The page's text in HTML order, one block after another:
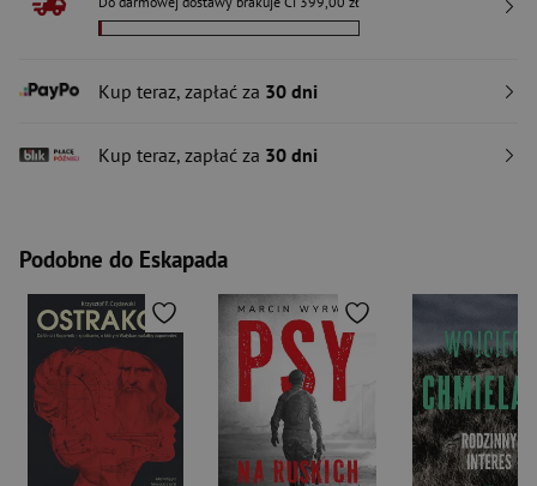
Kup teraz, zapłać za 30 dni
Kup teraz, zapłać za 30 dni
Podobne do Eskapada